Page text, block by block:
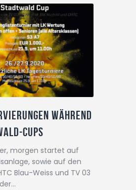
während
Cups
morgen startet auf
sowie auf den
Blau-Weiss und TV 03